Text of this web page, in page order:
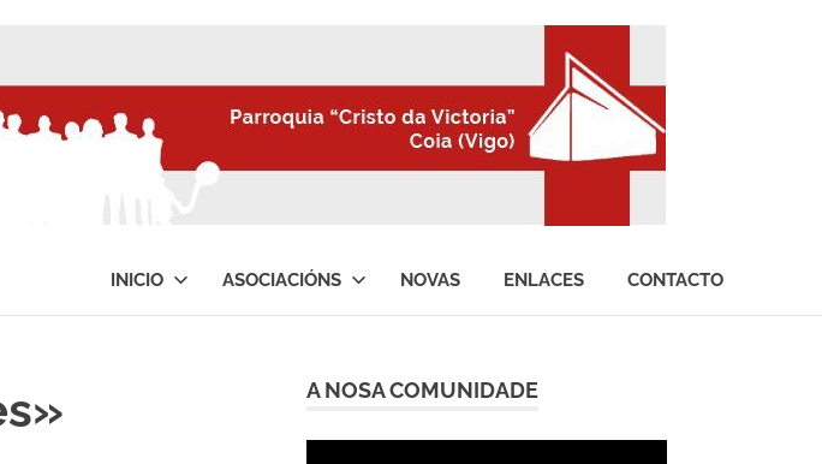
INICIO ASOCIACIÓNS NOVAS ENLACES CONTACTO
A NOSA COMUNIDADE